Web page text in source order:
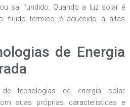
sal fundido. Quando a luz solar é
fluido térmico é aquecido a altas
de Energia
de tecnologias de energia solar
suas próprias características e